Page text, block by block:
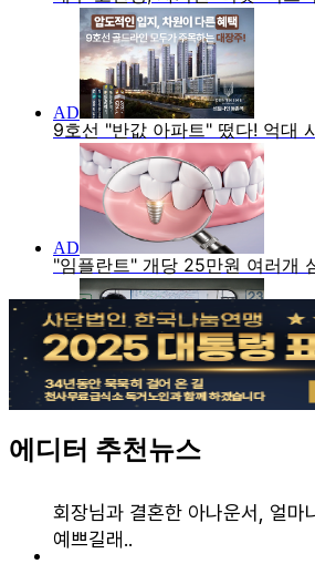
에디터 추천뉴스